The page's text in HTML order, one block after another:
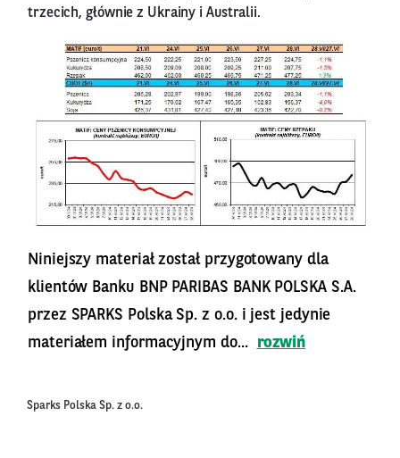
trzecich, głównie z Ukrainy i Australii.
Niniejszy materiał został przygotowany dla
klientów Banku BNP PARIBAS BANK POLSKA S.A.
przez SPARKS Polska Sp. z o.o. i jest jedynie
materiałem informacyjnym do...
rozwiń
Sparks Polska Sp. z o.o.